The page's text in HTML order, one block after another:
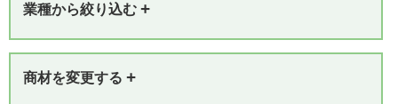
業種から絞り込む +
商材を変更する +